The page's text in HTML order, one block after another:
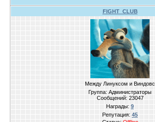
FIGHT_CLUB
Между Линуксом и Виндовс
Группа: Администраторы
Сообщений: 23047
Награды: 9
Репутация: 45